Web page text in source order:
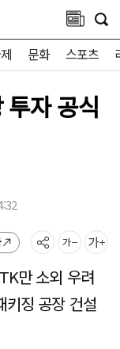
문화 스포츠
자 공식
만 소외 우려
키징 공장 건설